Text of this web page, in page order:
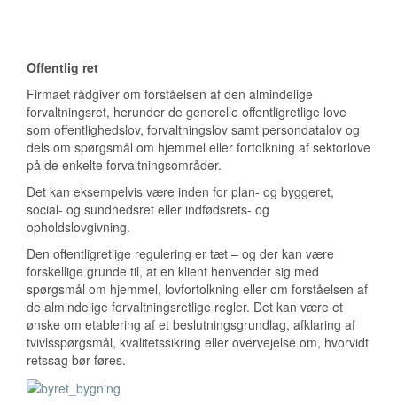
Offentlig ret
Firmaet rådgiver om forståelsen af den almindelige
forvaltningsret, herunder de generelle offentligretlige love
som offentlighedslov, forvaltningslov samt persondatalov og
dels om spørgsmål om hjemmel eller fortolkning af sektorlove
på de enkelte forvaltningsområder.
Det kan eksempelvis være inden for plan- og byggeret,
social- og sundhedsret eller indfødsrets- og
opholdslovgivning.
Den offentligretlige regulering er tæt – og der kan være
forskellige grunde til, at en klient henvender sig med
spørgsmål om hjemmel, lovfortolkning eller om forståelsen af
de almindelige forvaltningsretlige regler. Det kan være et
ønske om etablering af et beslutningsgrundlag, afklaring af
tvivlsspørgsmål, kvalitetssikring eller overvejelse om, hvorvidt
retssag bør føres.